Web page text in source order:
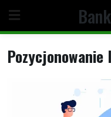
content
Pozycjonowanie